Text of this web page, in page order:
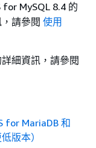
for MySQL 8.4 的
請參閱 使用
細資訊，請參閱
for MariaDB 和
版本）